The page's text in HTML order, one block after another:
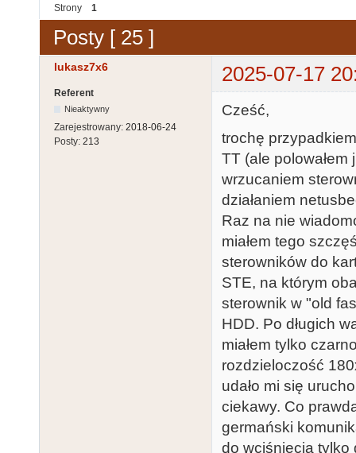
Strony 1
Posty [ 25 ]
lukasz7x6 2025-07-17
Referent
Nieaktywny
Zarejestrowany: 2018-06-24
Posty: 213
Cześć,
trochę
TT (ale polowałem
wrzucaniem
działaniem
Raz na nie
miałem tego
sterowników do
STE, na którym
sterownik w "old
HDD. Po długich
miałem tylko
rozdzieloczość
udało mi się
ciekawy. Co
germański
do wciśnięcia tylko